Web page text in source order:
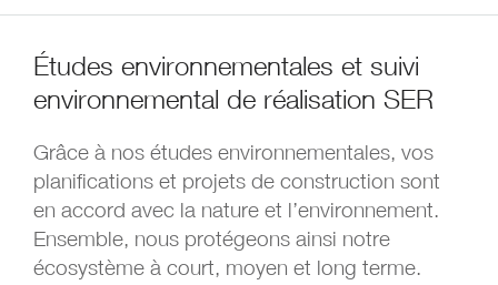
Études environnementales et suivi
environnemental de réalisation SER
Grâce à nos études environnementales, vos
planifications et projets de construction sont
en accord avec la nature et l’environnement.
Ensemble, nous protégeons ainsi notre
écosystème à court, moyen et long terme.